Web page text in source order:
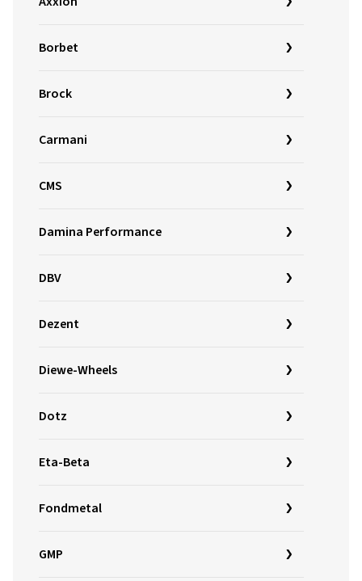
Borbet
Brock
Carmani
CMS
Damina Performance
DBV
Dezent
Diewe-Wheels
Dotz
Eta-Beta
Fondmetal
GMP